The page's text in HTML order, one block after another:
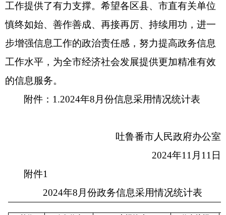
政策解读
督察检查
督察通报
工作提供了有力支撑。希望各区县、市直有关单位
慎终如始、善作善成、再接再厉、持续用功，进一
步增强信息工作的政治责任感，努力提高政务信息
工作水平，为全市经济社会发展提供更加精准有效
的信息服务。
附件：1.2024年8月份信息采用情况统计表
吐鲁番市人民政府办公室
2024年11月11日
附件1
2024年8月份政务信息采用情况统计表